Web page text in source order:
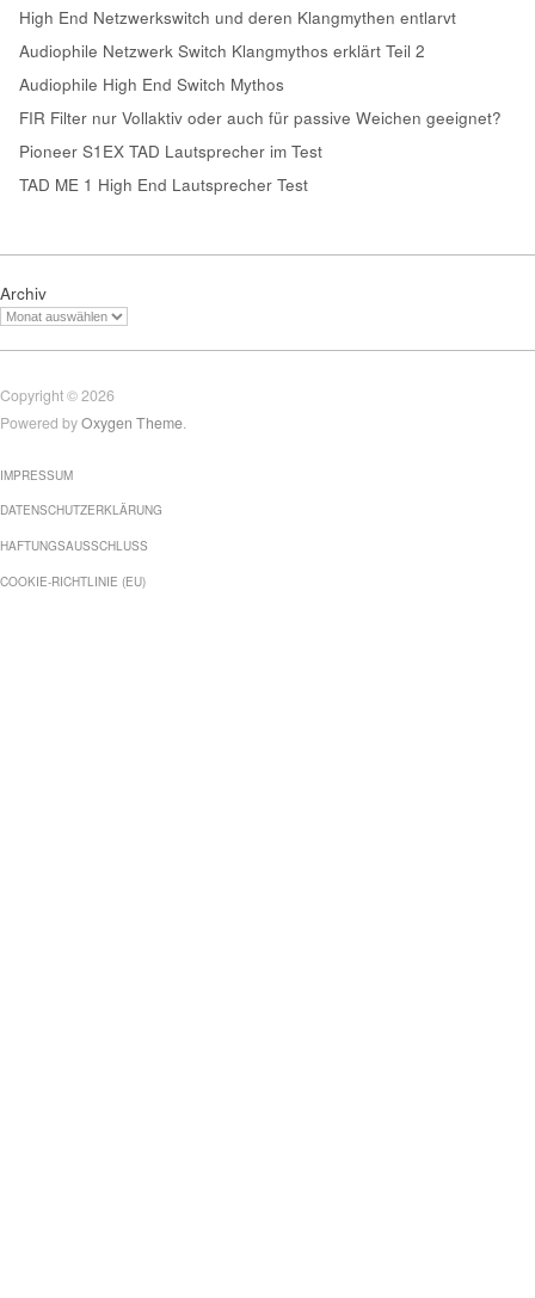
High End Netzwerkswitch und deren Klangmythen entlarvt
Audiophile Netzwerk Switch Klangmythos erklärt Teil 2
Audiophile High End Switch Mythos
FIR Filter nur Vollaktiv oder auch für passive Weichen geeignet?
Pioneer S1EX TAD Lautsprecher im Test
TAD ME 1 High End Lautsprecher Test
Archiv
Copyright © 2026
Powered byOxygen Theme
IMPRESSUM
DATENSCHUTZERKLÄRUNG
HAFTUNGSAUSSCHLUSS
COOKIE-RICHTLINIE (EU)